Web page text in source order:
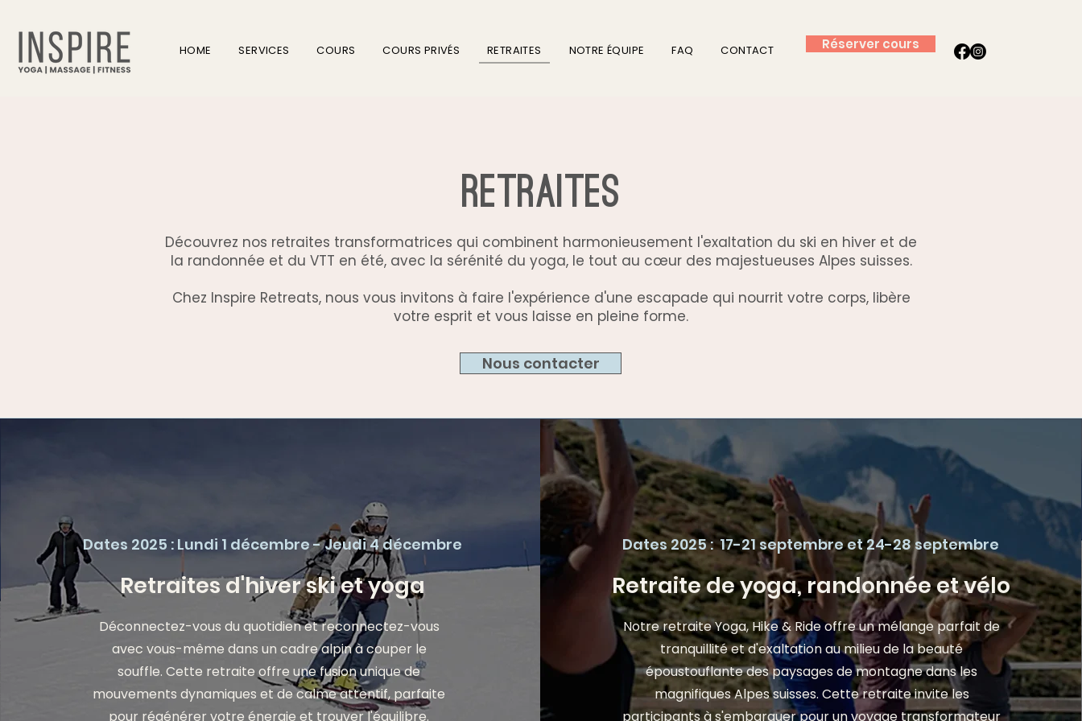
HOME SERVICES COURS COURS PRIVÉS RETRAITES NOTRE ÉQUIPE FAQ CONTACT Réserver cours
Retraites
Découvrez nos retraites transformatrices qui combinent harmonieusement l'exaltation du ski en hiver et de
la randonnée et du VTT en été, avec la sérénité du yoga, le tout au cœur des majestueuses Alpes suisses.
Chez Inspire Retreats, nous vous invitons à faire l'expérience d'une escapade qui nourrit votre corps, libère
votre esprit et vous laisse en pleine forme.
Nous contacter
Dates 2025 : Lundi 1 décembre - Jeudi 4 décembre
Retraites d'hiver ski et yoga
Déconnectez-vous du quotidien et reconnectez-vous
avec vous-même dans un cadre alpin à couper le
souffle. Cette retraite offre une fusion unique de
mouvements dynamiques et de calme attentif, parfaite
pour régénérer votre énergie et trouver l'équilibre.
Dates 2025 : 17-21 septembre et 24-28 septembre
Retraite de yoga, randonnée et vélo
Notre retraite Yoga, Hike & Ride offre un mélange parfait de
tranquillité et d'exaltation au milieu de la beauté
époustouflante des paysages de montagne dans les
magnifiques Alpes suisses. Cette retraite invite les
participants à s'embarquer pour un voyage transformateur